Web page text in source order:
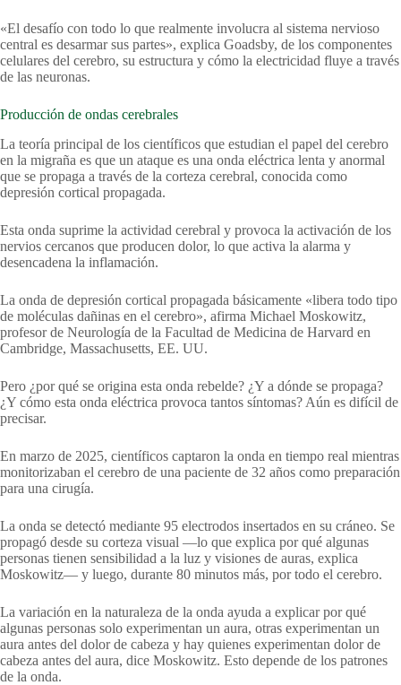
«El desafío con todo lo que realmente involucra al sistema nervioso
central es desarmar sus partes», explica Goadsby, de los componentes
celulares del cerebro, su estructura y cómo la electricidad fluye a través
de las neuronas.
Producción de ondas cerebrales
La teoría principal de los científicos que estudian el papel del cerebro
en la migraña es que un ataque es una onda eléctrica lenta y anormal
que se propaga a través de la corteza cerebral, conocida como
depresión cortical propagada.
Esta onda suprime la actividad cerebral y provoca la activación de los
nervios cercanos que producen dolor, lo que activa la alarma y
desencadena la inflamación.
La onda de depresión cortical propagada básicamente «libera todo tipo
de moléculas dañinas en el cerebro», afirma Michael Moskowitz,
profesor de Neurología de la Facultad de Medicina de Harvard en
Cambridge, Massachusetts, EE. UU.
Pero ¿por qué se origina esta onda rebelde? ¿Y a dónde se propaga?
¿Y cómo esta onda eléctrica provoca tantos síntomas? Aún es difícil de
precisar.
En marzo de 2025, científicos captaron la onda en tiempo real mientras
monitorizaban el cerebro de una paciente de 32 años como preparación
para una cirugía.
La onda se detectó mediante 95 electrodos insertados en su cráneo. Se
propagó desde su corteza visual —lo que explica por qué algunas
personas tienen sensibilidad a la luz y visiones de auras, explica
Moskowitz— y luego, durante 80 minutos más, por todo el cerebro.
La variación en la naturaleza de la onda ayuda a explicar por qué
algunas personas solo experimentan un aura, otras experimentan un
aura antes del dolor de cabeza y hay quienes experimentan dolor de
cabeza antes del aura, dice Moskowitz. Esto depende de los patrones
de la onda.